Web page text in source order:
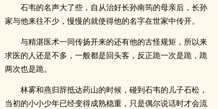
石韦的名声大了些，自从治好长孙南筠的母亲后，长孙
家与他来往不少，慢慢的就使得他的名字在世家中传开。
与精湛医术一同传扬开来的还有他的古怪规矩，所以来
求医的人还是不多，一般都是回头客，反正跪一次是跪，跪
两次也是跪。
林雾和燕归辞抵达药山的时候，碰到石韦的儿子石松，
当初的小小少年已经变得成熟稳重，只是偶尔说话时才会流